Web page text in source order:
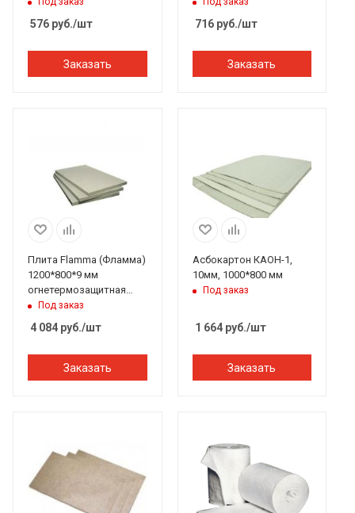
576 руб./шт
Заказать
716руб./шт
Заказать
Плита Flamma (Фламма)
1200*800*9 мм
огнетермозащитная
фиброцементная
Под заказ
4 084 руб./шт
Заказать
Асбокартон КАОН-1,
10мм, 1000*800 мм
Под заказ
1 664руб./шт
Заказать